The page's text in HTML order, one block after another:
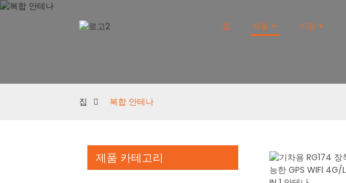
집 제품 시장
집 복합 안테나
제품 카테고리